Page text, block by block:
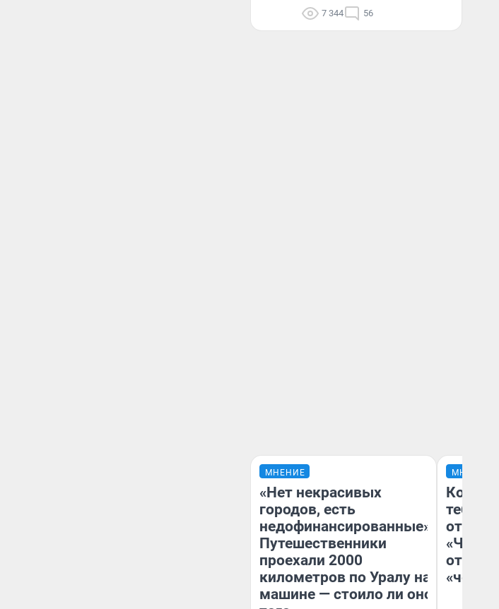
7 344 56
МНЕНИЕ
«Нет некрасивых
городов, есть
недофинансированные».
Путешественники
проехали 2000
километров по Уралу на
машине — стоило ли оно
МНЕНИЕ
тебя
отзыв